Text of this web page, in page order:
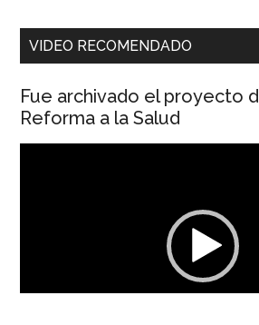
VIDEO RECOMENDADO
Fue archivado el proyecto
Reforma a la Salud